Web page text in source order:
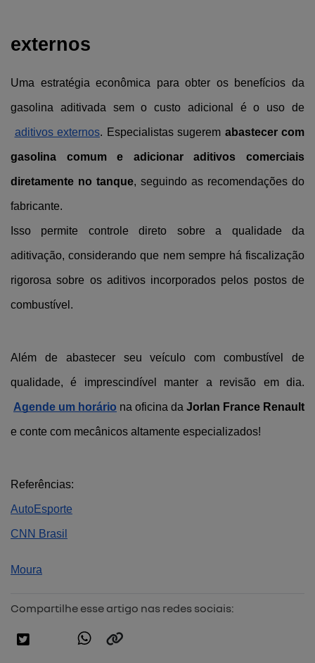
externos
Uma estratégia econômica para obter os benefícios da
gasolina aditivada sem o custo adicional é o uso de
aditivos externos. Especialistas sugerem abastecer com
gasolina comum e adicionar aditivos comerciais
diretamente no tanque, seguindo as recomendações do
fabricante.
Isso permite controle direto sobre a qualidade da
aditivação, considerando que nem sempre há fiscalização
rigorosa sobre os aditivos incorporados pelos postos de
combustível.
Além de abastecer seu veículo com combustível de
qualidade, é imprescindível manter a revisão em dia.
Agende um horário na oficina da Jorlan France Renault
e conte com mecânicos altamente especializados!
Referências:
AutoEsporte
CNN Brasil
Moura
Compartilhe esse artigo nas redes sociais: